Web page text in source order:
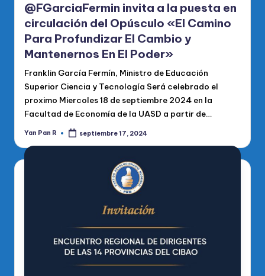
@FGarciaFermin invita a la puesta en
circulación del Opúsculo «El Camino
Para Profundizar El Cambio y
Mantenernos En El Poder»
Franklin García Fermín, Ministro de Educación
Superior Ciencia y Tecnología Será celebrado el
proximo Miercoles 18 de septiembre 2024 en la
Facultad de Economía de la UASD a partir de…
Publicado
Yan Pan R septiembre 17, 2024